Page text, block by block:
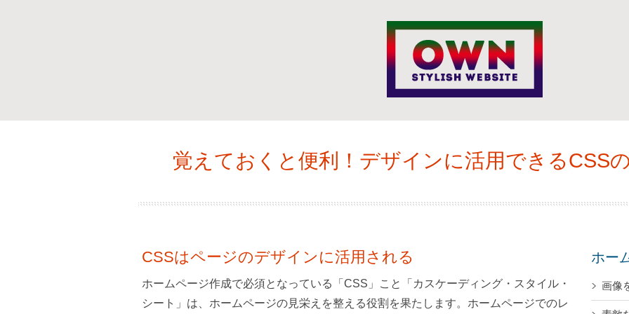
覚えておくと便利！デザインに活用できるCSS
CSSはページのデザインに活用される
ホームページ作成で必須となっている「CSS」こと「カスケーディング・スタイル・
シート」は、ホームページの見栄えを整える役割を果たします。ホームページでのレ
ホー
画像